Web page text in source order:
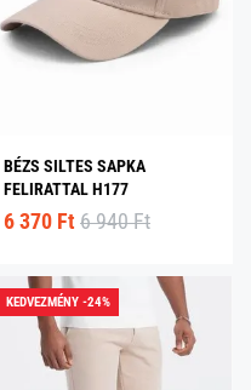
BÉZS SILTES SAPKA
FELIRATTAL H177
6 370 Ft 6 940 Ft
KEDVEZMÉNY -24%